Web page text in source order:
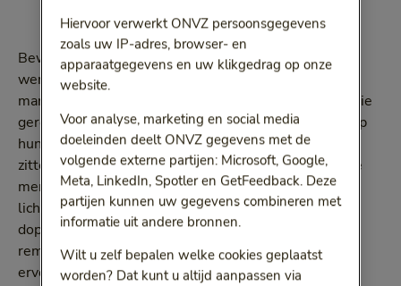
Bewegen is een goed recept tegen stress op de
werkvloer, want het pakt stress op verschillende
manieren aan. In de eerste plaats zijn medewerkers die
geregeld bewegen gezonder. Ze zijn meer gefocust op
hun werk, hebben een betere fysieke weerstand en
zitten lekkerder in hun vel. In de tweede plaats zijn ze
mentaal fitter en weerbaarder. Dat komt omdat het
lichaam bij beweging de stoffen BDNF, adrenaline,
dopamine en endorfines aanmaakt. En deze stoffen
remmen de aanmaak van stresshormonen en zorgen
ervoor dat je je rustiger en prettiger voelt.
Hiervoor verwerkt ONVZ persoonsgegevens
zoals uw IP-adres, browser- en
apparaatgegevens en uw klikgedrag op onze
website.
Voor analyse, marketing en social media
doeleinden deelt ONVZ gegevens met de
volgende externe partijen: Microsoft, Google,
Meta, LinkedIn, Spotler en GetFeedback. Deze
partijen kunnen uw gegevens combineren met
informatie uit andere bronnen.
Wilt u zelf bepalen welke cookies geplaatst
worden? Dat kunt u altijd aanpassen via